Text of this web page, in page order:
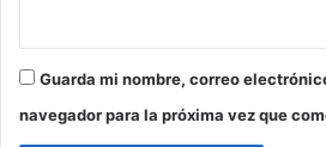
Guarda mi nombre, correo
navegador para la próxima vez que